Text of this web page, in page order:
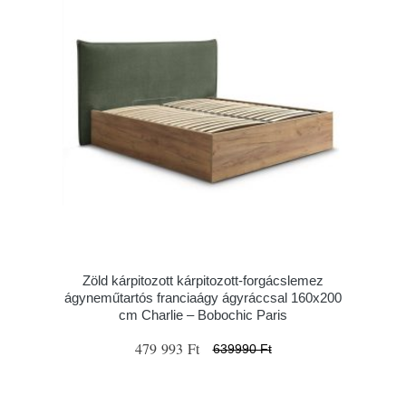
Zöld kárpitozott kárpitozott-forgácslemez
ágyneműtartós franciaágy ágyráccsal 160x200
cm Charlie – Bobochic Paris
479 993 Ft 639990 Ft